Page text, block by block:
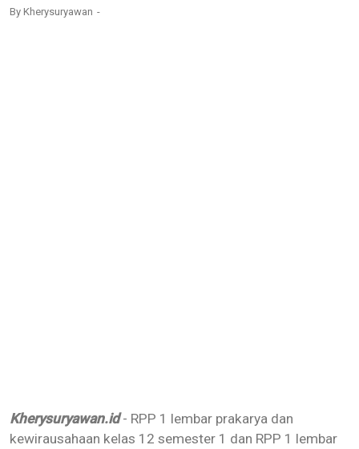
By Kherysuryawan
Kherysuryawan.id- RPP 1 lembar prakarya dan
kewirausahaan kelas 12 semester 1 dan RPP 1 lembar